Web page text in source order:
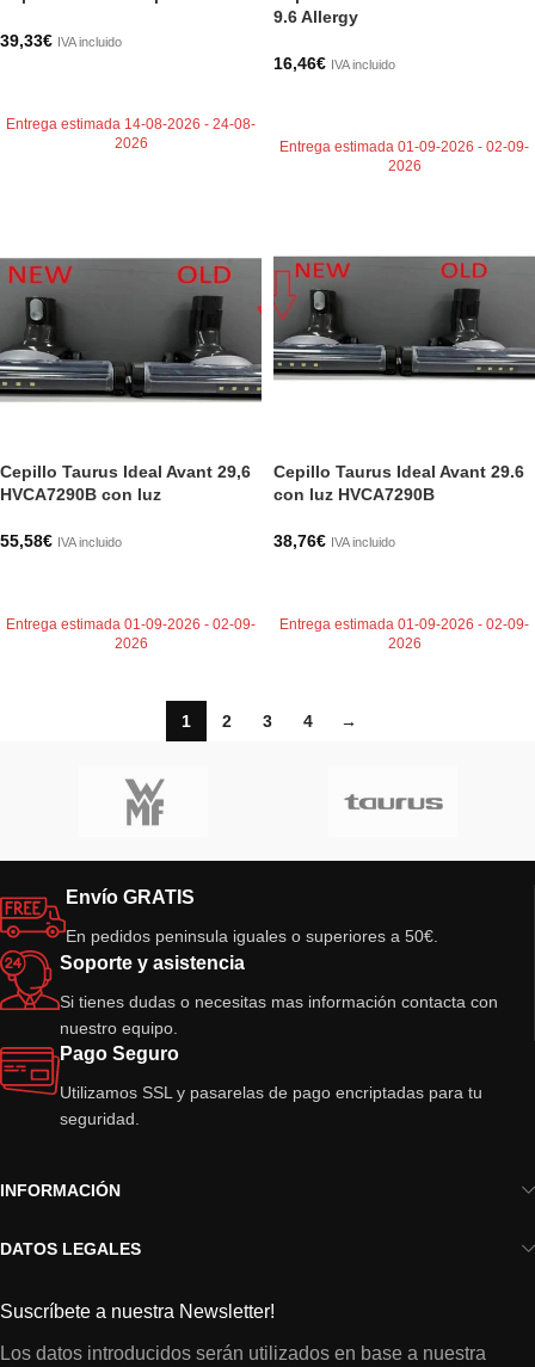
39,33€ IVA incluido
Entrega estimada 14-08-2026 - 24-08-
2026
9.6 Allergy
16,46€ IVA incluido
Entrega estimada 01-09-2026 - 02-09-
2026
Cepillo Taurus Ideal Avant 29,6
HVCA7290B con luz
55,58€ IVA incluido
Entrega estimada 01-09-2026 - 02-09-
2026
Cepillo Taurus Ideal Avant 29.6
con luz HVCA7290B
38,76€ IVA incluido
Entrega estimada 01-09-2026 - 02-09-
2026
1 2 3 4 →
Envío GRATIS
En pedidos peninsula iguales o superiores a 50€.
Soporte y asistencia
Si tienes dudas o necesitas mas información contacta con
nuestro equipo.
Pago Seguro
Utilizamos SSL y pasarelas de pago encriptadas para tu
seguridad.
INFORMACIÓN
DATOS LEGALES
Suscríbete a nuestra Newsletter!
Los datos introducidos serán utilizados en base a nuestra